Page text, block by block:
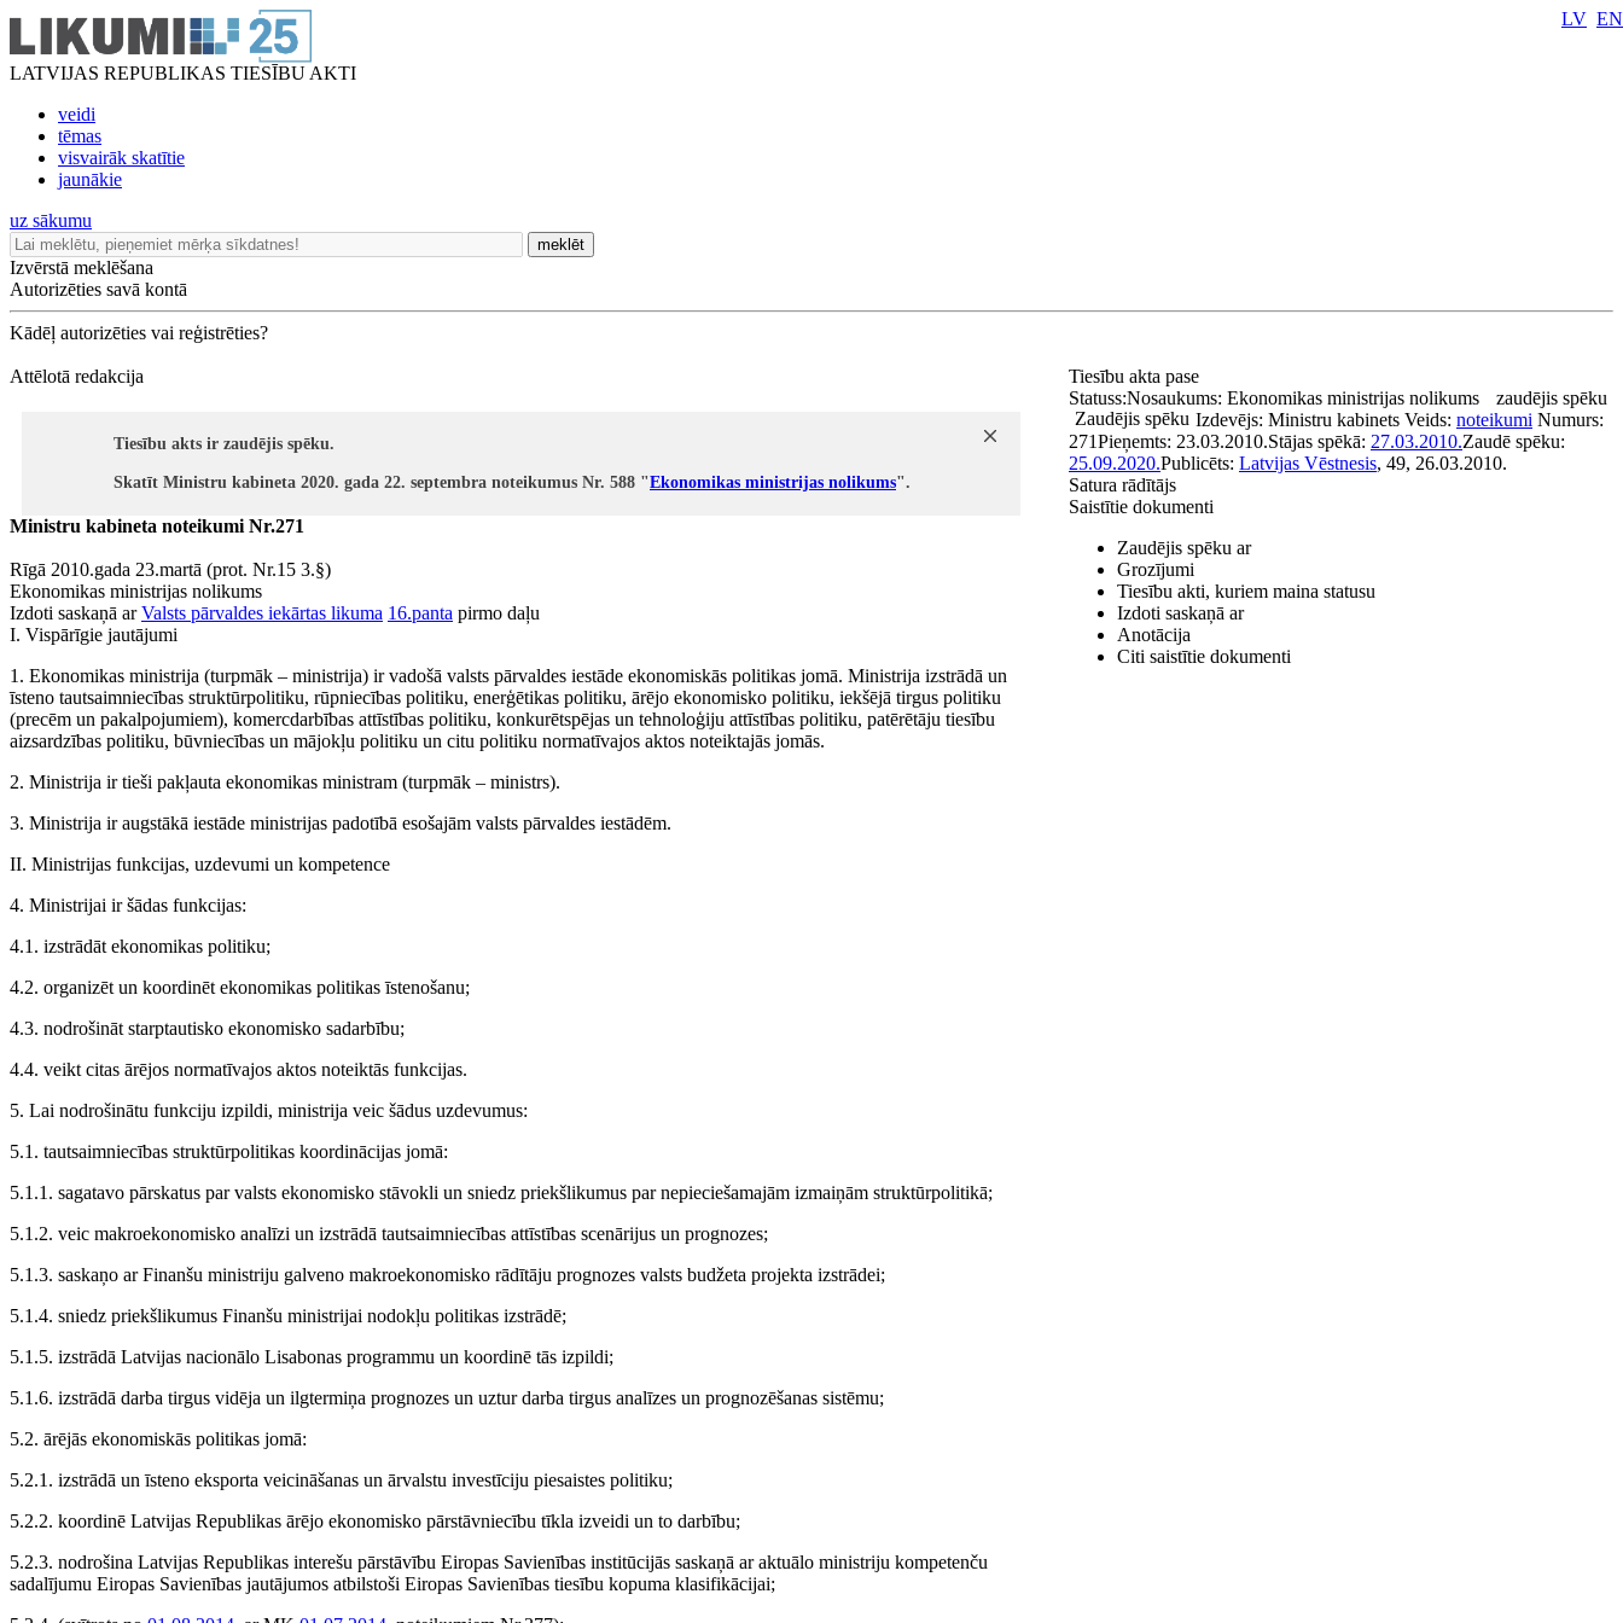
LATVIJAS REPUBLIKAS TIESĪBU AKTI
veidi
tēmas
visvairāk skatītie
jaunākie
LV EN
uz sākumu
meklēt
Izvērstā meklēšana
Autorizēties savā kontā
Kādēļ autorizēties vai reģistrēties?
Attēlotā redakcija
Tiesību akts ir zaudējis spēku.
Skatīt Ministru kabineta 2020. gada 22. septembra noteikumus Nr. 588 "Ekonomikas ministrijas nolikums".
Ministru kabineta noteikumi Nr.271
Rīgā 2010.gada 23.martā (prot. Nr.15 3.§)
Ekonomikas ministrijas nolikums
Izdoti saskaņā arValsts pārvaldes iekārtas likuma 16.panta pirmo daļu
I. Vispārīgie jautājumi
1. Ekonomikas ministrija (turpmāk – ministrija) ir vadošā valsts pārvaldes iestāde ekonomiskās politikas jomā. Ministrija izstrādā un
īsteno tautsaimniecības struktūrpolitiku, rūpniecības politiku, enerģētikas politiku, ārējo ekonomisko politiku, iekšējā tirgus politiku
(precēm un pakalpojumiem), komercdarbības attīstības politiku, konkurētspējas un tehnoloģiju attīstības politiku, patērētāju tiesību
aizsardzības politiku, būvniecības un mājokļu politiku un citu politiku normatīvajos aktos noteiktajās jomās.
2. Ministrija ir tieši pakļauta ekonomikas ministram (turpmāk – ministrs).
3. Ministrija ir augstākā iestāde ministrijas padotībā esošajām valsts pārvaldes iestādēm.
II. Ministrijas funkcijas, uzdevumi un kompetence
4. Ministrijai ir šādas funkcijas:
4.1. izstrādāt ekonomikas politiku;
4.2. organizēt un koordinēt ekonomikas politikas īstenošanu;
4.3. nodrošināt starptautisko ekonomisko sadarbību;
4.4. veikt citas ārējos normatīvajos aktos noteiktās funkcijas.
5. Lai nodrošinātu funkciju izpildi, ministrija veic šādus uzdevumus:
5.1. tautsaimniecības struktūrpolitikas koordinācijas jomā:
5.1.1. sagatavo pārskatus par valsts ekonomisko stāvokli un sniedz priekšlikumus par nepieciešamajām izmaiņām struktūrpolitikā;
5.1.2. veic makroekonomisko analīzi un izstrādā tautsaimniecības attīstības scenārijus un prognozes;
5.1.3. saskaņo ar Finanšu ministriju galveno makroekonomisko rādītāju prognozes valsts budžeta projekta izstrādei;
5.1.4. sniedz priekšlikumus Finanšu ministrijai nodokļu politikas izstrādē;
5.1.5. izstrādā Latvijas nacionālo Lisabonas programmu un koordinē tās izpildi;
5.1.6. izstrādā darba tirgus vidēja un ilgtermiņa prognozes un uztur darba tirgus analīzes un prognozēšanas sistēmu;
5.2. ārējās ekonomiskās politikas jomā:
5.2.1. izstrādā un īsteno eksporta veicināšanas un ārvalstu investīciju piesaistes politiku;
5.2.2. koordinē Latvijas Republikas ārējo ekonomisko pārstāvniecību tīkla izveidi un to darbību;
5.2.3. nodrošina Latvijas Republikas interešu pārstāvību Eiropas Savienības institūcijās saskaņā ar aktuālo ministriju kompetenču
sadalījumu Eiropas Savienības jautājumos atbilstoši Eiropas Savienības tiesību kopuma klasifikācijai;
Tiesību akta pase
Nosaukums: Ekonomikas ministrijas nolikums
Statuss:
Zaudējis spēku
zaudējis spēku
Izdevējs: Ministru kabinets Veids: noteikumi Numurs:
271Pieņemts: 23.03.2010.Stājas spēkā: 27.03.2010.Zaudē spēku:
25.09.2020.Publicēts: Latvijas Vēstnesis, 49, 26.03.2010.
Satura rādītājs
Saistītie dokumenti
Zaudējis spēku ar
Grozījumi
Tiesību akti, kuriem maina statusu
Izdoti saskaņā ar
Anotācija
Citi saistītie dokumenti